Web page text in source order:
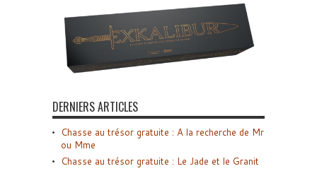
DERNIERS ARTICLES
Chasse au trésor gratuite : A la recherche de Mr
ou Mme
Chasse au trésor gratuite : Le Jade et le Granit